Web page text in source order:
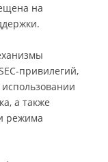
на
привилегий,
а также
режима